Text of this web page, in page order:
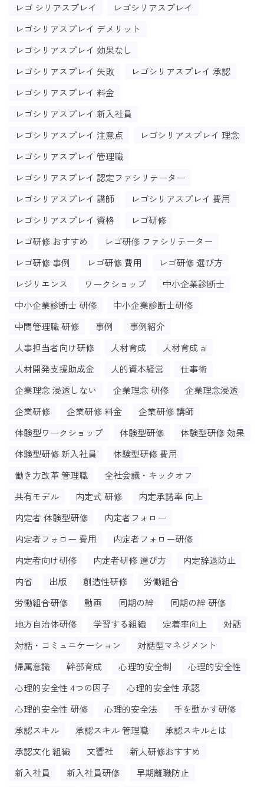
レゴ シリアスプレイ
レゴシリアスプレイ
レゴシリアスプレイ デメリット
レゴシリアスプレイ 効果なし
レゴシリアスプレイ 失敗
レゴシリアスプレイ 承認
レゴシリアスプレイ 料金
レゴシリアスプレイ 新入社員
レゴシリアスプレイ 注意点
レゴシリアスプレイ 理念
レゴシリアスプレイ 管理職
レゴシリアスプレイ 認定ファシリテーター
レゴシリアスプレイ 講師
レゴシリアスプレイ 費用
レゴシリアスプレイ 資格
レゴ研修
レゴ研修 おすすめ
レゴ研修 ファシリテーター
レゴ研修 事例
レゴ研修 費用
レゴ研修 選び方
レジリエンス
ワークショップ
中小企業診断士
中小企業診断士 研修
中小企業診断士研修
中間管理職 研修
事例
事例紹介
人事担当者向け研修
人材育成
人材育成 ai
人材開発支援助成金
人的資本経営
仕事術
企業理念 浸透しない
企業理念 研修
企業理念浸透
企業研修
企業研修 料金
企業研修 講師
体験型ワークショップ
体験型研修
体験型研修 効果
体験型研修 新入社員
体験型研修 費用
働き方改革 管理職
全社会議・キックオフ
共有モデル
内定式 研修
内定承諾率 向上
内定者 体験型研修
内定者フォロー
内定者フォロー 費用
内定者フォロー研修
内定者向け研修
内定者研修 選び方
内定辞退防止
内省
出版 創造性研修
労働組合
労働組合研修
動画 同期の絆
同期の絆 研修
地方自治体研修
学習する組織 定着率向上
対話
対話・コミュニケーション
対話型マネジメント
帰属意識
幹部育成 心理的安全制
心理的安全性
心理的安全性 4つの因子
心理的安全性 承認
心理的安全性 研修
心理的安全法
手を動かす研修
承認スキル
承認スキル 管理職
承認スキルとは
承認文化 組織
文響社
新人研修おすすめ
新入社員
新入社員研修
早期離職防止